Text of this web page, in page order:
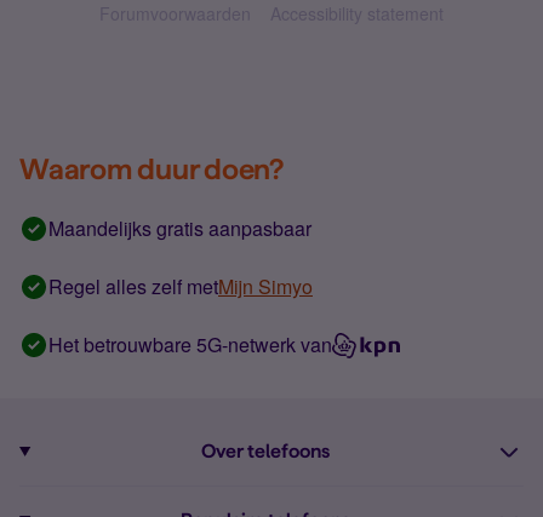
Forumvoorwaarden Accessibility statement
Waarom duur doen?
Maandelijks gratis aanpasbaar
Regel alles zelf metMijn Simyo
Het betrouwbare 5G-netwerk van
Over telefoons